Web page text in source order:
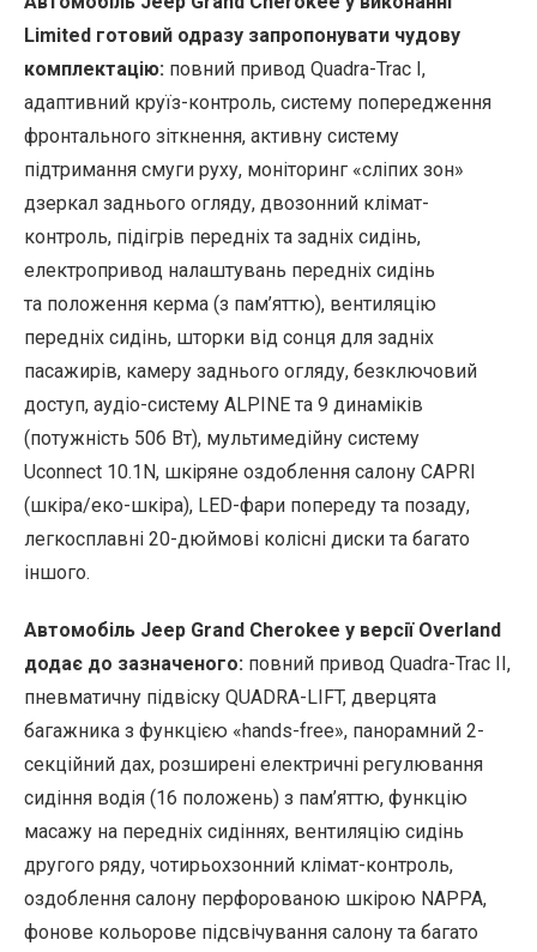
Limited готовий одразу запропонувати чудову
комплектацію: повний привод Quadra-Trac I,
адаптивний круїз-контроль, систему попередження
фронтального зіткнення, активну систему
підтримання смуги руху, моніторинг «сліпих зон»
дзеркал заднього огляду, двозонний клімат-
контроль, підігрів передніх та задніх сидінь,
електропривод налаштувань передніх сидінь
та положення керма (з пам’яттю), вентиляцію
передніх сидінь, шторки від сонця для задніх
пасажирів, камеру заднього огляду, безключовий
доступ, аудіо-систему ALPINE та 9 динаміків
(потужність 506 Вт), мультимедійну систему
Uconnect 10.1N, шкіряне оздоблення салону CAPRI
(шкіра/еко-шкіра), LED-фари попереду та позаду,
легкосплавні 20-дюймові колісні диски та багато
іншого.
Автомобіль Jeep Grand Cherokee у версії Overland
додає до зазначеного: повний привод Quadra-Trac II,
пневматичну підвіску QUADRA-LIFT, дверцята
багажника з функцією «hands-free», панорамний 2-
секційний дах, розширені електричні регулювання
сидіння водія (16 положень) з пам’яттю, функцію
масажу на передніх сидіннях, вентиляцію сидінь
другого ряду, чотирьохзонний клімат-контроль,
оздоблення салону перфорованою шкірою NAPPA,
фонове кольорове підсвічування салону та багато